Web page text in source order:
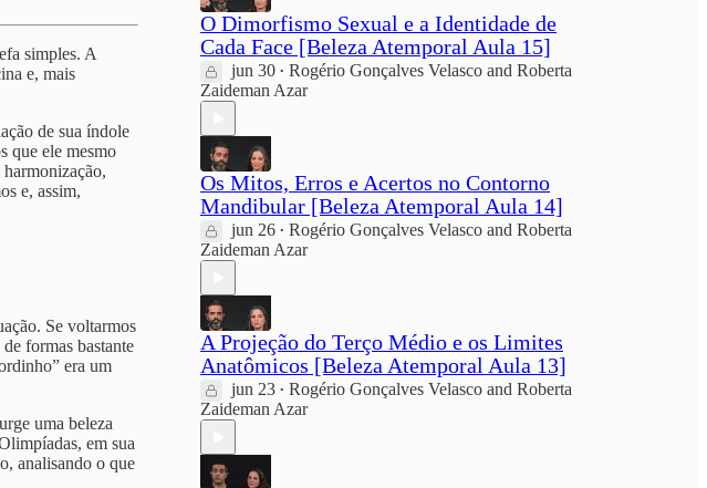
simples. A
e, mais
de sua índole
que ele mesmo
e, assim,
Se voltarmos
formas bastante
era um
uma beleza
em sua
analisando o que
O Dimorfismo Sexual e a Identidade de
Cada Face [Beleza Atemporal Aula 15]
jun 30 • Rogério Gonçalves Velasco and Roberta
Zaideman Azar
Os Mitos, Erros e Acertos no Contorno
Mandibular [Beleza Atemporal Aula 14]
jun 26 • Rogério Gonçalves Velasco and Roberta
Zaideman Azar
A Projeção do Terço Médio e os Limites
Anatômicos [Beleza Atemporal Aula 13]
jun 23 • Rogério Gonçalves Velasco and Roberta
Zaideman Azar